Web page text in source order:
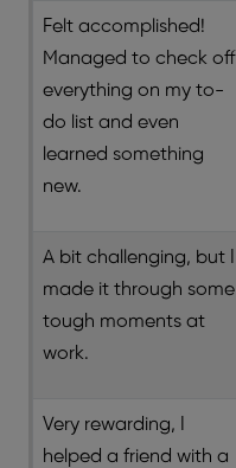
Felt accomplished!
Managed to check off
everything on my to-
do list and even
learned something
new.
A bit challenging, but I
made it through some
tough moments at
work.
Very rewarding, I
helped a friend with a